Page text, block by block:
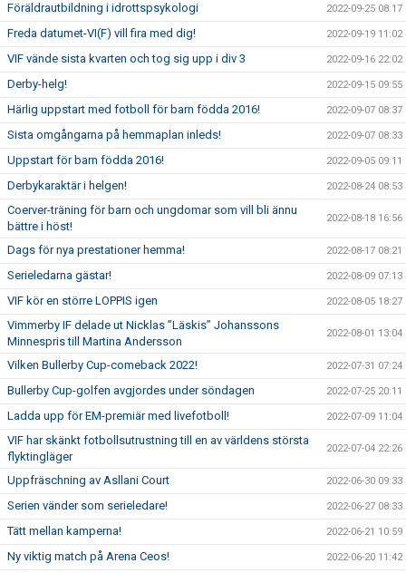
Föräldrautbildning i idrottspsykologi 2022-09-25 08:17
Freda datumet-VI(F) vill fira med dig! 2022-09-19 11:02
VIF vände sista kvarten och tog sig upp i div 3 2022-09-16 22:02
Derby-helg! 2022-09-15 09:55
Härlig uppstart med fotboll för barn födda 2016! 2022-09-07 08:37
Sista omgångarna på hemmaplan inleds! 2022-09-07 08:33
Uppstart för barn födda 2016! 2022-09-05 09:11
Derbykaraktär i helgen! 2022-08-24 08:53
Coerver-träning för barn och ungdomar som vill bli ännu
bättre i höst!
2022-08-18 16:56
Dags för nya prestationer hemma! 2022-08-17 08:21
Serieledarna gästar! 2022-08-09 07:13
VIF kör en större LOPPIS igen 2022-08-05 18:27
Vimmerby IF delade ut Nicklas ”Läskis” Johanssons
Minnespris till Martina Andersson
2022-08-01 13:04
Vilken Bullerby Cup-comeback 2022! 2022-07-31 07:24
Bullerby Cup-golfen avgjordes under söndagen 2022-07-25 20:11
Ladda upp för EM-premiär med livefotboll! 2022-07-09 11:04
VIF har skänkt fotbollsutrustning till en av världens största
flyktingläger
2022-07-04 22:26
Uppfräschning av Asllani Court 2022-06-30 09:33
Serien vänder som serieledare! 2022-06-27 08:33
Tätt mellan kamperna! 2022-06-21 10:59
Ny viktig match på Arena Ceos! 2022-06-20 11:42